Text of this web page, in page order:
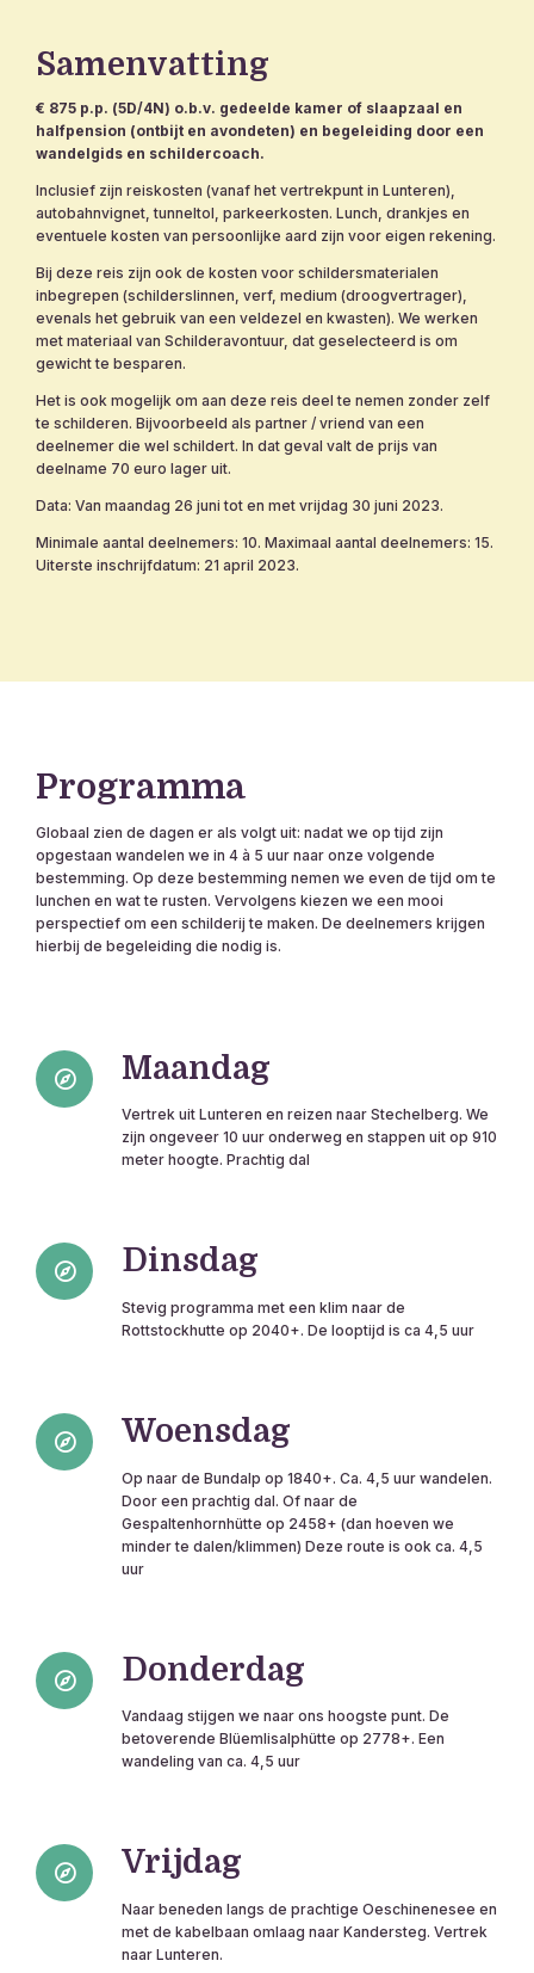
Samenvatting
€ 875 p.p. (5D/4N) o.b.v. gedeelde kamer of slaapzaal en
halfpension (ontbijt en avondeten) en begeleiding door een
wandelgids en schildercoach.
Inclusief zijn reiskosten (vanaf het vertrekpunt in Lunteren),
autobahnvignet, tunneltol, parkeerkosten. Lunch, drankjes en
eventuele kosten van persoonlijke aard zijn voor eigen rekening.
Bij deze reis zijn ook de kosten voor schildersmaterialen
inbegrepen (schilderslinnen, verf, medium (droogvertrager),
evenals het gebruik van een veldezel en kwasten). We werken
met materiaal van Schilderavontuur, dat geselecteerd is om
gewicht te besparen.
Het is ook mogelijk om aan deze reis deel te nemen zonder zelf
te schilderen. Bijvoorbeeld als partner / vriend van een
deelnemer die wel schildert. In dat geval valt de prijs van
deelname 70 euro lager uit.
Data: Van maandag 26 juni tot en met vrijdag 30 juni 2023.
Minimale aantal deelnemers: 10. Maximaal aantal deelnemers: 15.
Uiterste inschrijfdatum: 21 april 2023.
Programma
Globaal zien de dagen er als volgt uit: nadat we op tijd zijn
opgestaan wandelen we in 4 à 5 uur naar onze volgende
bestemming. Op deze bestemming nemen we even de tijd om te
lunchen en wat te rusten. Vervolgens kiezen we een mooi
perspectief om een schilderij te maken. De deelnemers krijgen
hierbij de begeleiding die nodig is.
Maandag
Vertrek uit Lunteren en reizen naar Stechelberg. We
zijn ongeveer 10 uur onderweg en stappen uit op 910
meter hoogte. Prachtig dal
Dinsdag
Stevig programma met een klim naar de
Rottstockhutte op 2040+. De looptijd is ca 4,5 uur
Woensdag
Op naar de Bundalp op 1840+. Ca. 4,5 uur wandelen.
Door een prachtig dal. Of naar de
Gespaltenhornhütte op 2458+ (dan hoeven we
minder te dalen/klimmen) Deze route is ook ca. 4,5
uur
Donderdag
Vandaag stijgen we naar ons hoogste punt. De
betoverende Blüemlisalphütte op 2778+. Een
wandeling van ca. 4,5 uur
Vrijdag
Naar beneden langs de prachtige Oeschinenesee en
met de kabelbaan omlaag naar Kandersteg. Vertrek
naar Lunteren.